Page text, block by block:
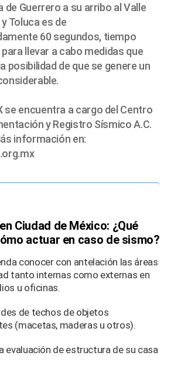
de Guerrero a su arribo al Valle
Toluca es de
60 segundos, tiempo
llevar a cabo medidas que
posibilidad de que se genere un
se encuentra a cargo del Centro
y Registro Sísmico A.C.
información en:
Ciudad de México: ¿Qué
actuar en caso de sismo?
conocer con antelación las áreas
tanto internas como externas en
u oficinas.
de techos de objetos
(macetas, maderas u otros).
evaluación de estructura de su casa